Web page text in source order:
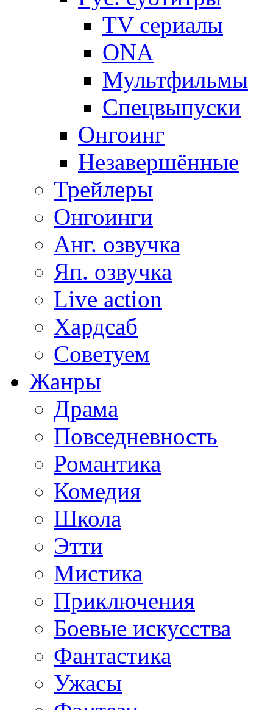
TV сериалы
ONA
Мультфильмы
Спецвыпуски
Онгоинг
Незавершённые
Трейлеры
Онгоинги
Анг. озвучка
Яп. озвучка
Live action
Хардсаб
Советуем
Жанры
Драма
Повседневность
Романтика
Комедия
Школа
Этти
Мистика
Приключения
Боевые искусства
Фантастика
Ужасы